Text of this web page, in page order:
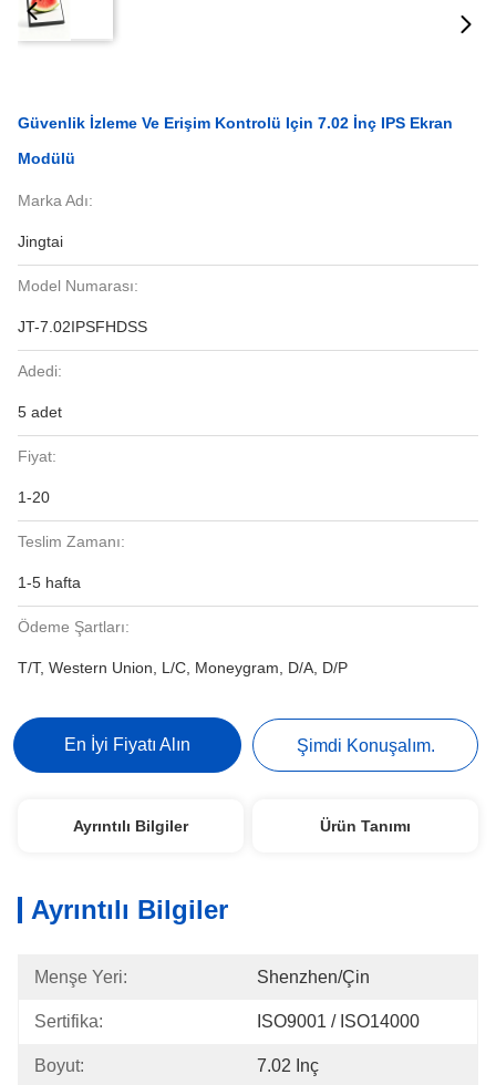
Güvenlik İzleme Ve Erişim Kontrolü Için 7.02 İnç IPS Ekran
Modülü
Marka Adı:
Jingtai
Model Numarası:
JT-7.02IPSFHDSS
Adedi:
5 adet
Fiyat:
1-20
Teslim Zamanı:
1-5 hafta
Ödeme Şartları:
T/T, Western Union, L/C, Moneygram, D/A, D/P
En İyi Fiyatı Alın Şimdi Konuşalım.
Ayrıntılı Bilgiler Ürün Tanımı
Ayrıntılı Bilgiler
Menşe Yeri: Shenzhen/Çin
Sertifika: ISO9001 / ISO14000
Boyut: 7.02 Inç